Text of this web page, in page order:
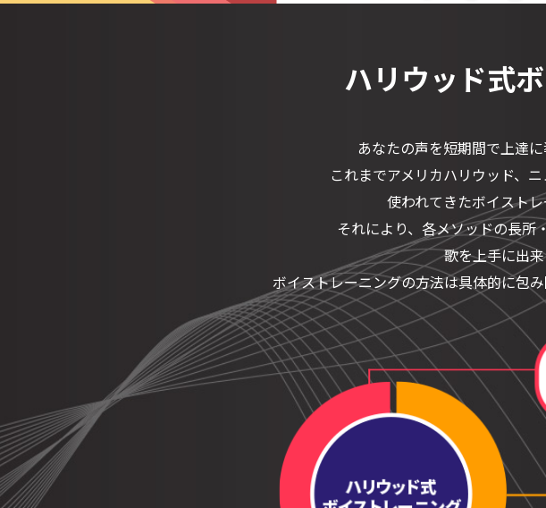
ハリウッド式
あなたの声を短期間で上達に
これまでアメリカハリウッド、
使われてきたボイスト
それにより、各メソッドの長所
歌を上手に出
ボイストレーニングの方法は具体的に包